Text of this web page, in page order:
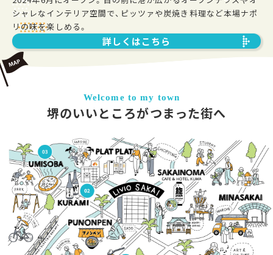
シャレなインテリア空間で、ピッツァや炭焼き料理など本場ナポ
リの味を楽しめる。
詳しくはこちら
Welcome to my town
堺のいいところがつまった街へ